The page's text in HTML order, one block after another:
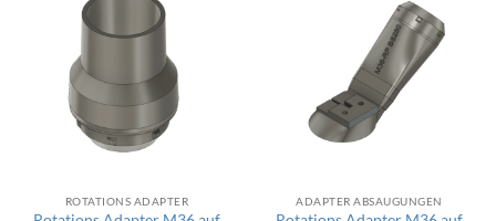
ROTATIONS ADAPTER ADAPTER ABSAUGUNGEN